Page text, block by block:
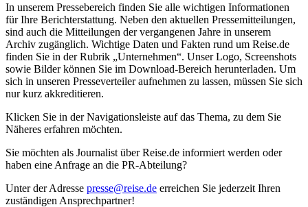
In unserem Pressebereich finden Sie alle wichtigen Informationen
für Ihre Berichterstattung. Neben den aktuellen Pressemitteilungen,
sind auch die Mitteilungen der vergangenen Jahre in unserem
Archiv zugänglich. Wichtige Daten und Fakten rund um Reise.de
finden Sie in der Rubrik „Unternehmen“. Unser Logo, Screenshots
sowie Bilder können Sie im Download-Bereich herunterladen. Um
sich in unseren Presseverteiler aufnehmen zu lassen, müssen Sie sich
nur kurz akkreditieren.
Klicken Sie in der Navigationsleiste auf das Thema, zu dem Sie
Näheres erfahren möchten.
Sie möchten als Journalist über Reise.de informiert werden oder
haben eine Anfrage an die PR-Abteilung?
Unter der Adresse presse@reise.de erreichen Sie jederzeit Ihren
zuständigen Ansprechpartner!